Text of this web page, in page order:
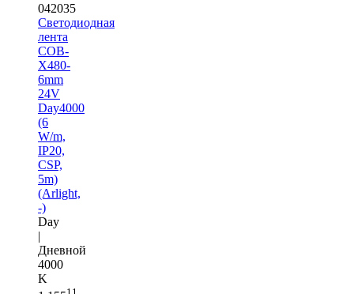
042035
Светодиодная
лента
COB-
X480-
6mm
24V
Day4000
(6
W/m,
IP20,
CSP,
5m)
(Arlight,
-)
Day
|
Дневной
4000
K